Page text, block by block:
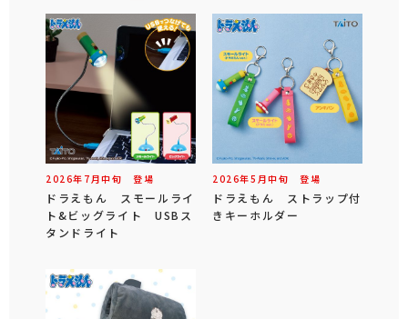
2026年 7 月中旬 登場
ドラえもん スモールライ
ト&ビッグライト USBス
タンドライト
2026年5 月中旬 登場
ドラえもん ストラップ付
きキーホルダー